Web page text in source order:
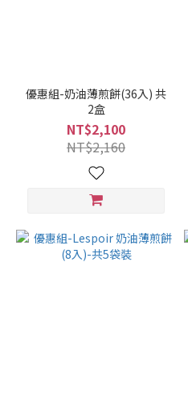
優惠組-奶油薄煎餅(36入) 共
2盒
NT$2,100
NT$2,160